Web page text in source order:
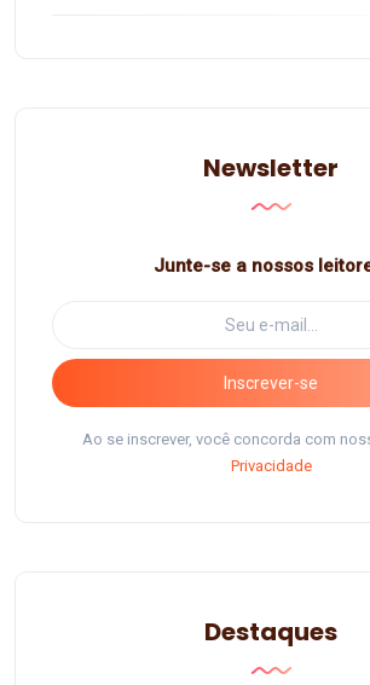
Newsletter
Junte-se a nossos
Inscrever-se
Ao se inscrever, você concorda com
Privacidade
Destaques